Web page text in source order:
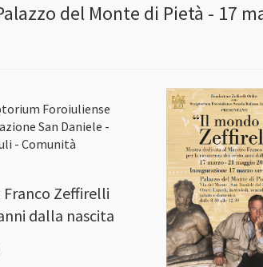
del Monte di Pietà - 17
Foroiuliense
San Daniele -
- Comunità
Zeffirelli
dalla nascita